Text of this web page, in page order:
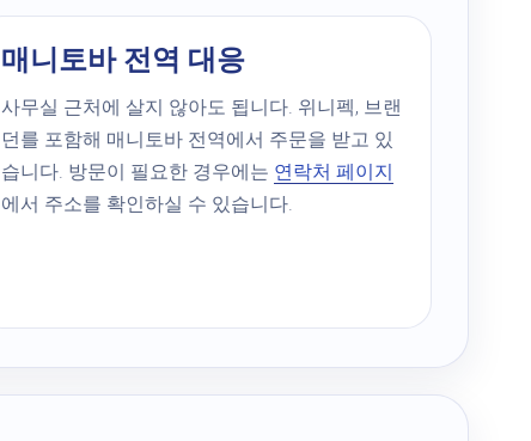
매니토바 전역 대응
사무실 근처에 살지 않아도 됩니다. 위니펙, 브랜
던를 포함해 매니토바 전역에서 주문을 받고 있
습니다. 방문이 필요한 경우에는 연락처 페이지
에서 주소를 확인하실 수 있습니다.